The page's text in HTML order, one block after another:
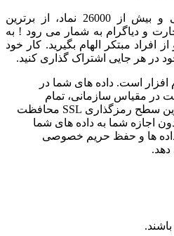
با بیش از 1500 قالب داخلی و بیش از 26000 نماد، از برترین
و دیاگرام به شمار می رود ! به
افراد مبتکر الهام بگیرید. کار خود
در هر جایی اشتراک گذاری کنید.
است. داده های شما در
در مقیاس سازمانی، تمام
اطلاعات و انتقال فایل با بالاترین سطح رمزگذاری SSL محافظت
اجازه شما به داده های شما
ها و حفظ حریم خصوصی